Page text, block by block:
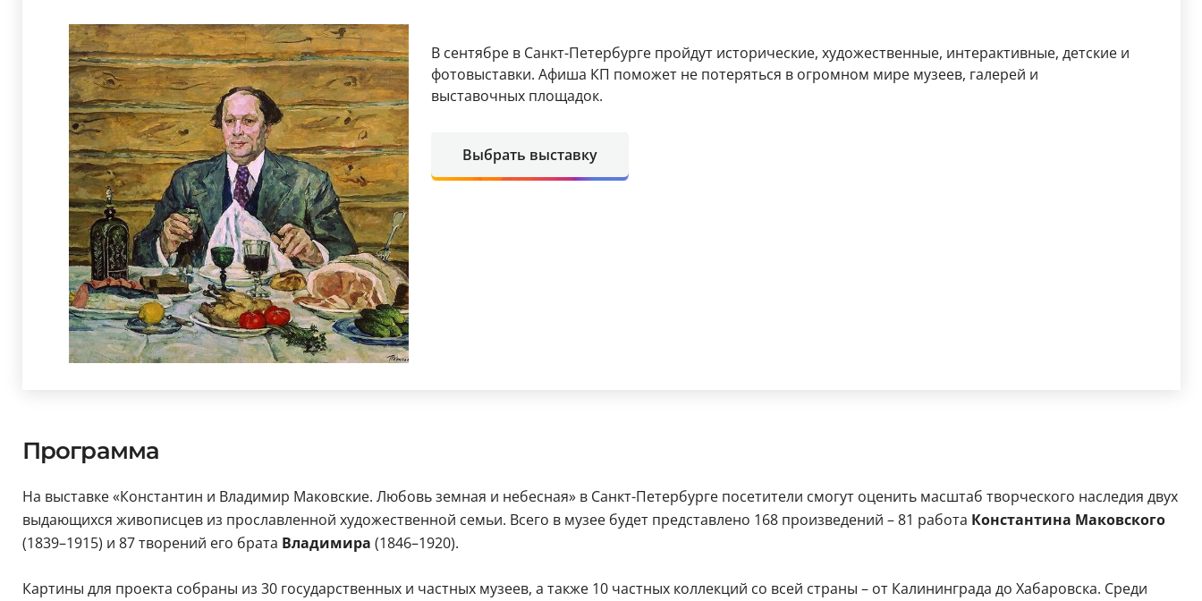
В сентябре в Санкт-Петербурге пройдут исторические, художественные, интерактивные, детские и
фотовыставки. Афиша КП поможет не потеряться в огромном мире музеев, галерей и
выставочных площадок.
Выбрать выставку
Программа
На выставке «Константин и Владимир Маковские. Любовь земная и небесная» в Санкт-Петербурге посетители смогут оценить масштаб творческого наследия двух
выдающихся живописцев из прославленной художественной семьи. Всего в музее будет представлено 168 произведений – 81 работа Константина Маковского
(1839–1915) и 87 творений его брата Владимира (1846–1920).
Картины для проекта собраны из 30 государственных и частных музеев, а также 10 частных коллекций со всей страны – от Калининграда до Хабаровска. Среди